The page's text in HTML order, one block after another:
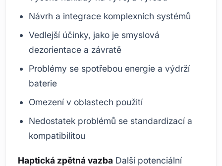
Návrh a integrace komplexních systémů
Vedlejší účinky, jako je smyslová
dezorientace a závratě
Problémy se spotřebou energie a výdrží
baterie
Omezení v oblastech použití
Nedostatek problémů se standardizací a
kompatibilitou
Haptická zpětná vazba Další potenciální